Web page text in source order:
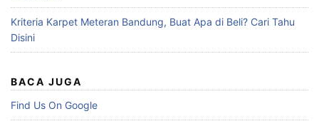
Kriteria Karpet Meteran Bandung, Buat Apa di Beli? Cari Tahu
Disini
BACA JUGA
Find Us On Google